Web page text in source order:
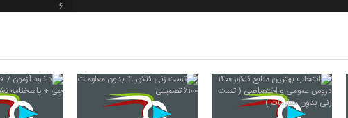
6